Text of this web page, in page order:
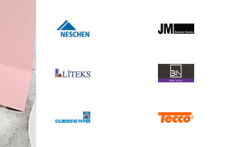
ВИЖ ДЕТАЙЛИ ВИЖ ДЕТАЙЛИ